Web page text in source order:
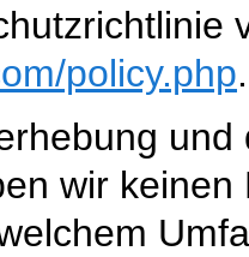
/policy.php.
wir